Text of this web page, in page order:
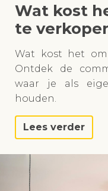
Wat kost
te
Wat kost het
Ontdek de
waar je als
houden.
Lees verder